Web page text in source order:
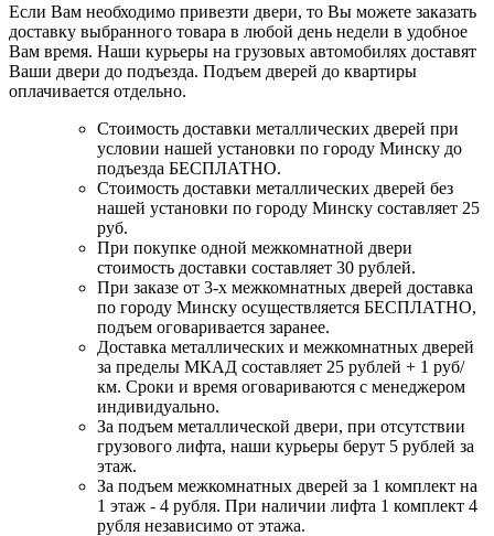
Если Вам необходимо привезти двери, то Вы можете заказать
доставку выбранного товара в любой день недели в удобное
Вам время. Наши курьеры на грузовых автомобилях доставят
Ваши двери до подъезда. Подъем дверей до квартиры
оплачивается отдельно.
Стоимость доставки металлических дверей при
условии нашей установки по городу Минску до
подъезда БЕСПЛАТНО.
Стоимость доставки металлических дверей без
нашей установки по городу Минску составляет 25
руб.
При покупке одной межкомнатной двери
стоимость доставки составляет 30 рублей.
При заказе от 3-х межкомнатных дверей доставка
по городу Минску осуществляется БЕСПЛАТНО,
подъем оговаривается заранее.
Доставка металлических и межкомнатных дверей
за пределы МКАД составляет 25 рублей + 1 руб/
км. Сроки и время оговариваются с менеджером
индивидуально.
За подъем металлической двери, при отсутствии
грузового лифта, наши курьеры берут 5 рублей за
этаж.
За подъем межкомнатных дверей за 1 комплект на
1 этаж - 4 рубля. При наличии лифта 1 комплект 4
рубля независимо от этажа.